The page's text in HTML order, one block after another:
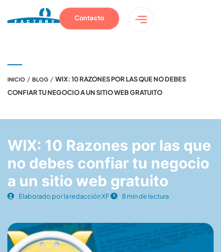
Contacto
INICIO / BLOG / WIX: 10 RAZONES POR LAS QUE NO DEBES
CONFIAR TU NEGOCIO A UN SITIO WEB GRATUITO
WIX: 10 Razones por las que
no debes confiar tu negocio
a un sitio web gratuito
Elaborado por la redacción XF 8 min de lectura